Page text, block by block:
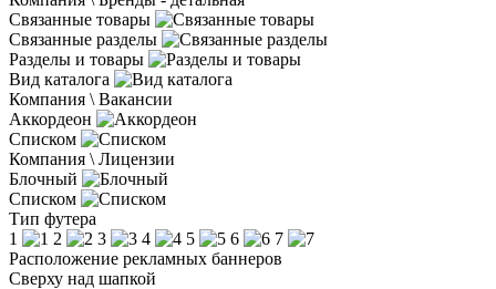
Связанные товары
Связанные разделы
Разделы и товары
Вид каталога
Компания \ Вакансии
Аккордеон
Списком
Компания \ Лицензии
Блочный
Списком
Тип футера
1
2 3 4 5 6
7
Расположение рекламных баннеров
Сверху над шапкой